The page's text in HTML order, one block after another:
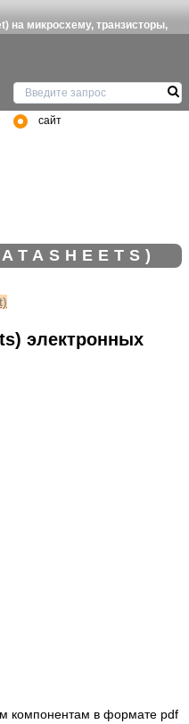
на микросхему, транзисторы,
сайт
электронных
компонентам в формате pdf